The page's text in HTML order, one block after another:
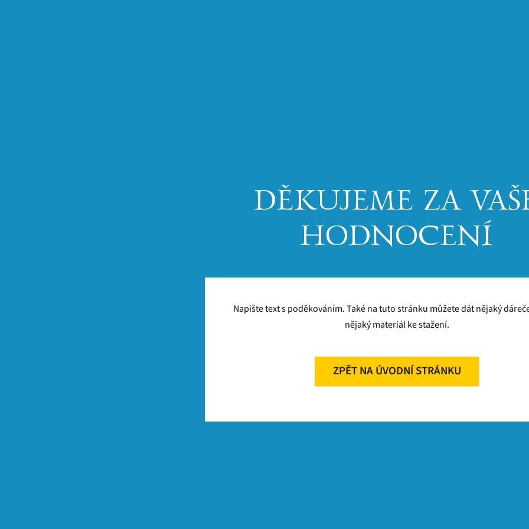
DĚKUJEME ZA
HODNOCENÍ
Napište text s poděkováním. Také na tuto stránku můžete dát nějaký
nějaký materiál ke stažení.
ZPĚT NA ÚVODNÍ STRÁNKU